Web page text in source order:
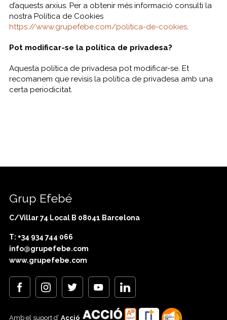
d’aquests arxius. Per a obtenir més informació consulti la
nostra Política de Cookies
https://www.grupefebe.com/politica-de-cookies.
Pot modificar-se la política de privadesa?
Aquesta política de privadesa pot modificar-se. Et
recomanem que revisis la política de privadesa amb una
certa periodicitat.
Grup Efebé
C/Villar 74 Local B 08041 Barcelona
T: +34 934 744 066
info@grupefebe.com
www.grupefebe.com
Amb el suport d’ Acció